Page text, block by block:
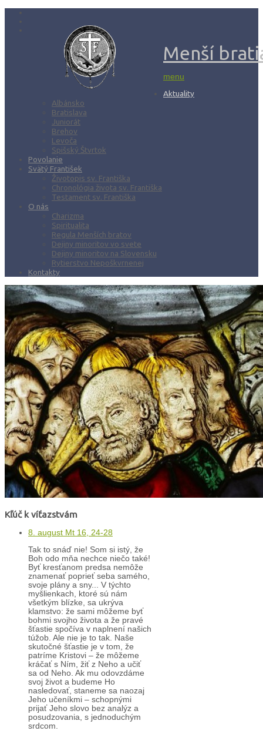
Menší
menu
Aktuality
Albánsko
Bratislava
Juniorát
Brehov
Levoča
Spišský Štvrtok
Povolanie
Svätý František
Životopis sv. Františka
Chronológia života sv. Františka
Testament sv. Františka
O nás
Charizma
Spiritualita
Regula Menších bratov
Dejiny minoritov vo svete
Dejiny minoritov na Slovensku
Rytierstvo Nepoškvrnenej
Kontakty
Kľúč k víťazstvám
8. august Mt 16, 24-28
Tak to snáď nie! Som si istý, že
Boh odo mňa nechce niečo také!
Byť kresťanom predsa nemôže
znamenať poprieť seba samého,
svoje plány a sny... V týchto
myšlienkach, ktoré sú nám
všetkým blízke, sa ukrýva
klamstvo: že sami môžeme byť
bohmi svojho života a že pravé
šťastie spočíva v naplnení našich
túžob. Ale nie je to tak. Naše
skutočné šťastie je v tom, že
patríme Kristovi – že môžeme
kráčať s Ním, žiť z Neho a učiť
sa od Neho. Ak mu odovzdáme
svoj život a budeme Ho
nasledovať, staneme sa naozaj
Jeho učeníkmi – schopnými
prijať Jeho slovo bez analýz a
posudzovania, s jednoduchým
srdcom.